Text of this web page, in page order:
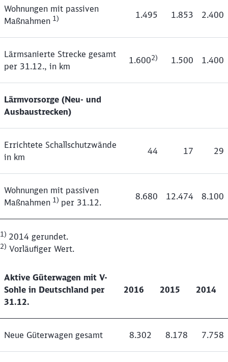
Wohnungen mit passiven
Maßnahmen 1) 1.495 1.853 2.400
Lärmsanierte Strecke gesamt
per 31.12., in km
1.6002) 1.500 1.400
Lärmvorsorge (Neu- und
Ausbaustrecken)
Errichtete Schallschutzwände
in km
44 17 29
Wohnungen mit passiven
Maßnahmen 1) per 31.12.
8.680 12.474 8.100
1) 2014 gerundet.
2) Vorläufiger Wert.
Aktive Güterwagen mit V-
Sohle in Deutschland per
31.12.
2016 2015 2014
Neue Güterwagen gesamt 8.302 8.178 7.758